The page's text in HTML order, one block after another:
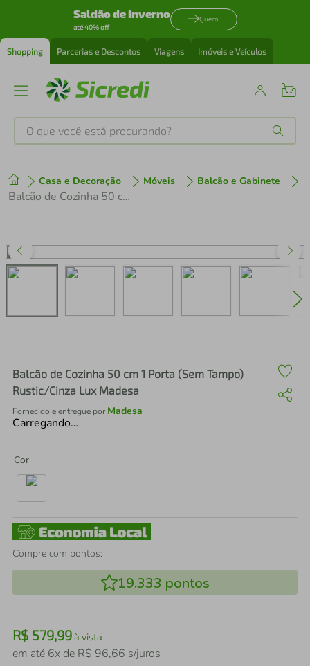
Saldão de inverno
até 40% off
Quero
Shopping Parcerias e Descontos Viagens Imóveis e Veículos
O que você está procurando?
Casa e Decoração Móveis Balcão e Gabinete
Balcão de Cozinha 50 cm 1 Porta (Sem Tampo) Rustic/Cinza Lux Madesa
Balcão de Cozinha 50 cm 1 Porta (Sem Tampo)
Rustic/Cinza Lux Madesa
Fornecido e entregue por Madesa
Carregando…
Cor
Compre com pontos:
19.333 pontos
R$ 579,99à vista
em até 6x de R$ 96,66 s/juros
1º tenis
perfume